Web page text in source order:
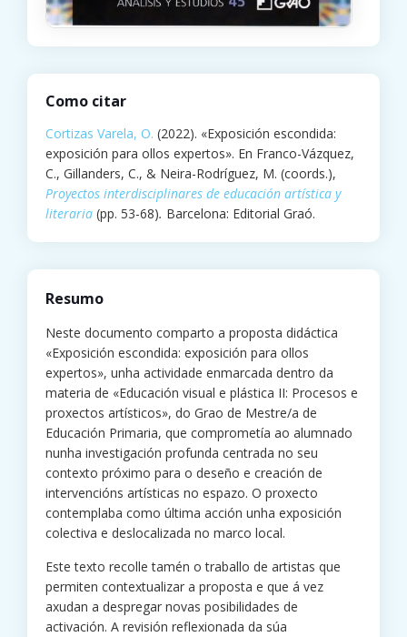
Como citar
Cortizas Varela, O. (2022). «Exposición escondida:
exposición para ollos expertos». En Franco-Vázquez,
C., Gillanders, C., & Neira-Rodríguez, M. (coords.),
Proyectos interdisciplinares de educación artística y
literaria (pp. 53-68). Barcelona: Editorial Graó.
Resumo
Neste documento comparto a proposta didáctica
«Exposición escondida: exposición para ollos
expertos», unha actividade enmarcada dentro da
materia de «Educación visual e plástica II: Procesos e
proxectos artísticos», do Grao de Mestre/a de
Educación Primaria, que comprometía ao alumnado
nunha investigación profunda centrada no seu
contexto próximo para o deseño e creación de
intervencións artísticas no espazo. O proxecto
contemplaba como última acción unha exposición
colectiva e deslocalizada no marco local.
Este texto recolle tamén o traballo de artistas que
permiten contextualizar a proposta e que á vez
axudan a despregar novas posibilidades de
activación. A revisión reflexionada da súa